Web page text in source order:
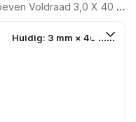
3,0 X 40 TX-10 Verzinkt 200 Stuks
Huidig: 3 mm × 40 mm